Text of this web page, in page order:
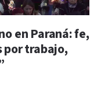
en Paraná: fe,
por trabajo,